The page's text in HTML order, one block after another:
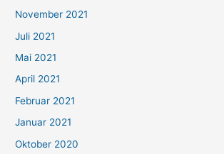
November 2021
Juli 2021
Mai 2021
April 2021
Februar 2021
Januar 2021
Oktober 2020